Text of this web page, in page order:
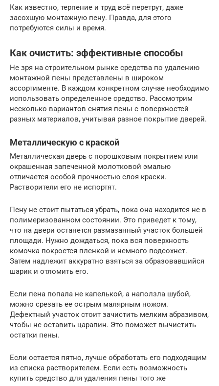
Как известно, терпение и труд всё перетрут, даже
засохшую монтажную пену. Правда, для этого
потребуются силы и время.
Как очистить: эффективные способы
Не зря на строительном рынке средства по удалению
монтажной пены представлены в широком
ассортименте. В каждом конкретном случае необходимо
использовать определенное средство. Рассмотрим
несколько вариантов снятия пены с поверхностей
разных материалов, учитывая разное покрытие дверей.
Металлическую с краской
Металлическая дверь с порошковым покрытием или
окрашенная запеченной молотковой эмалью
отличается особой прочностью слоя краски.
Растворители его не испортят.
Пену не стоит пытаться убрать, пока она находится не в
полимеризованном состоянии. Это приведет к тому,
что на двери останется размазанный участок большей
площади. Нужно дождаться, пока вся поверхность
комочка покроется пленкой и немного подсохнет.
Затем надлежит аккуратно взяться за образовавшийся
шарик и отломить его.
Если пена попала не капелькой, а наползла шубой,
можно срезать ее острым малярным ножом.
Дефектный участок стоит зачистить мелким абразивом,
чтобы не оставить царапин. Это поможет вычистить
остатки пены.
Если остается пятно, лучше обработать его подходящим
из списка растворителем. Если есть возможность
купить средство для удаления пены того же